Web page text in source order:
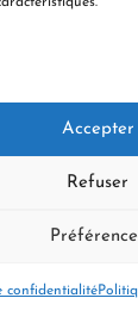
Accepter
Refuser
confidentialité
DE
Copyright :